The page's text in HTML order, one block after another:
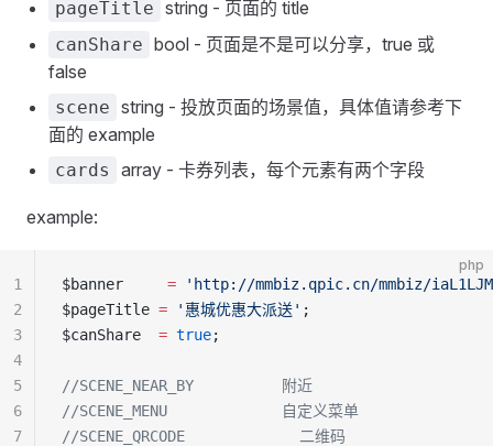
pageTitle string - 页面的 title
canShare bool - 页面是不是可以分享，true 或
false
scene string - 投放页面的场景值，具体值请参考下
面的 example
cards array - 卡券列表，每个元素有两个字段
example:
php
$banner = 'http://mmbiz.qpic.cn/mmbiz/
$pageTitle = '惠城优惠大派送' ;
$canShare = true;
//SCENE_NEAR_BY          附近
//SCENE_MENU             自定义菜单
//SCENE_QRCODE             二维码
1
2
3
4
5
6
7